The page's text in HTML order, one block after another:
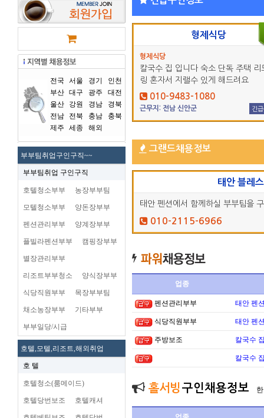
전국 서울 경기
인천
부산 대구 광주
대전
울산
강원 경남
경북
전남
전북 충남
충북
제주
세종 해외
부부팀취업구인구직~~
부부팀취업 구인구직
호텔청소부부 농장부부팀
모텔청소부부 양돈장부부
펜션관리부부 양계장부부
플빌라펜션부부 캠핑장부부
별장관리부부
리조트부부청소 양식장부부
식당직원부부 목장부부팀
채소농장부부 기타부부
부부일당/시급
호텔,모텔,리조트,해외취업
호 텔
호텔청소(룸메이드)
호텔당번보조 호텔캐셔
형제식당
형제식당
칼국수 집 입니다 숙소 단독 주택 리
링 혼자서 지랠수 있게 해드려요
010-9483-1080
근무지: 전남 신안군 긴
그랜드채용정보
태안 블레
태안 펜션에서 함께하실 부부팀을
010-2115-6966
업종
펜션관리부부 태안 펜
식당직원부부 태안 펜
주방보조 칼국수
칼국수
홀서빙 구인채용정보